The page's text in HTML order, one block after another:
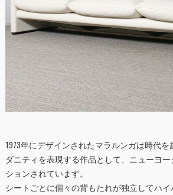
1973年にデザインされたマラルンガは時代
ダニティを表現する作品として、ニューヨ
ションされています。
シートごとに個々の背もたれが独立してハ